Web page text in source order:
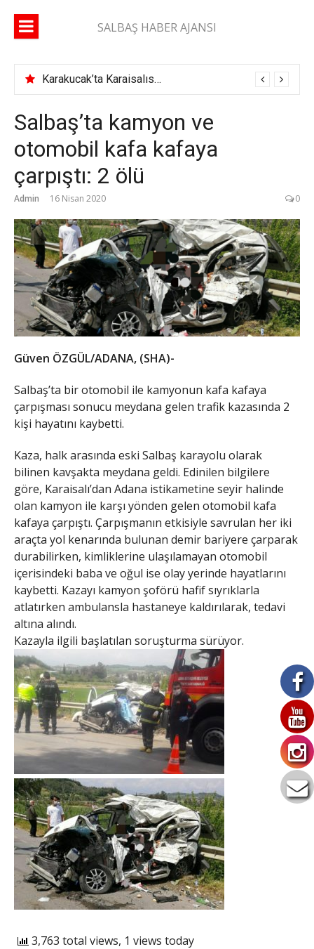
SALBAŞ HABER AJANSI
Karakucak’ta Karaisalıspor fırtınası
Salbaş’ta kamyon ve
otomobil kafa kafaya
çarpıştı: 2 ölü
Admin 16 Nisan 2020 0
Güven ÖZGÜL/ADANA, (SHA)-
Salbaş’ta bir otomobil ile kamyonun kafa kafaya
çarpışması sonucu meydana gelen trafik kazasında 2
kişi hayatını kaybetti.
Kaza, halk arasında eski Salbaş karayolu olarak
bilinen kavşakta meydana geldi. Edinilen bilgilere
göre, Karaisalı’dan Adana istikametine seyir halinde
olan kamyon ile karşı yönden gelen otomobil kafa
kafaya çarpıştı. Çarpışmanın etkisiyle savrulan her iki
araçta yol kenarında bulunan demir bariyere çarparak
durabilirken, kimliklerine ulaşılamayan otomobil
içerisindeki baba ve oğul ise olay yerinde hayatlarını
kaybetti. Kazayı kamyon şoförü hafif sıyrıklarla
atlatırken ambulansla hastaneye kaldırılarak, tedavi
altına alındı.
Kazayla ilgili başlatılan soruşturma sürüyor.
3,763 total views, 1 views today